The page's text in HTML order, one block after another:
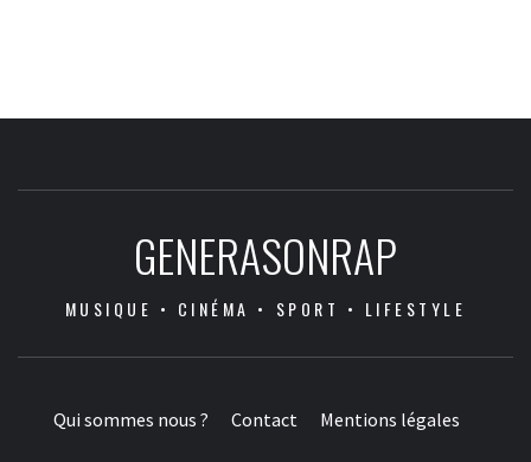
GENERASONRAP
MUSIQUE • CINÉMA • SPORT • LIFESTYLE
Qui sommes nous ? Contact Mentions légales